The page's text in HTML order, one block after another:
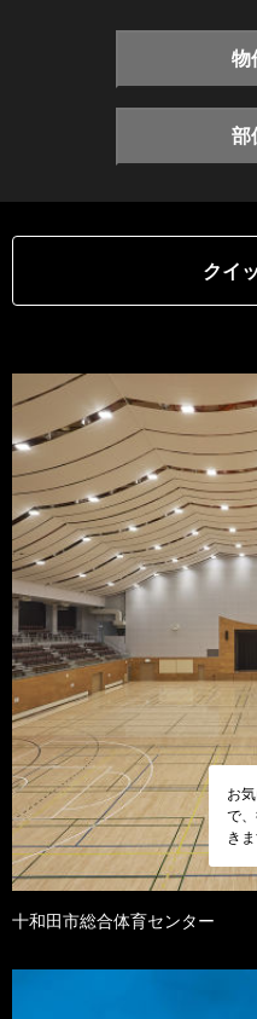
物
部
クイ
お
で
きま
十和田市総合体育センター